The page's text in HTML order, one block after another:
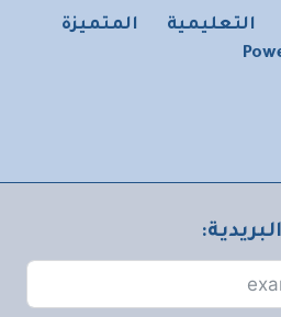
المتميزة